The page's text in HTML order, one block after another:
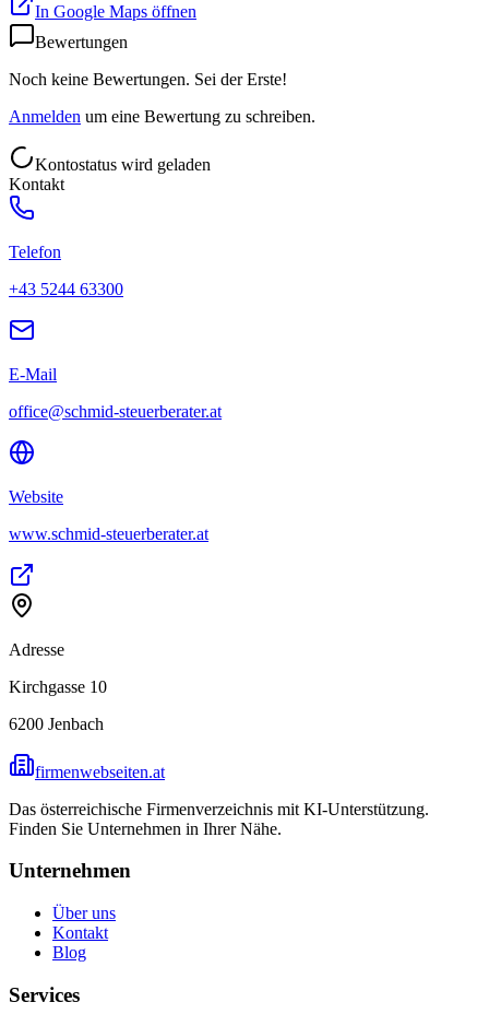
In Google Maps öffnen
Bewertungen
Noch keine Bewertungen. Sei der Erste!
Anmelden um eine Bewertung zu schreiben.
Kontostatus wird geladen
Kontakt
Telefon
+43 5244 63300
E-Mail
office@schmid-steuerberater.at
Website
www.schmid-steuerberater.at
Adresse
Kirchgasse 10
6200 Jenbach
firmenwebseiten.at
Das österreichische Firmenverzeichnis mit KI-Unterstützung.
Finden Sie Unternehmen in Ihrer Nähe.
Unternehmen
Über uns
Kontakt
Blog
Services